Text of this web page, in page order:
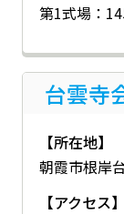
第1式場：
台雲寺
【所在地】
朝霞市根岸
【アクセス】